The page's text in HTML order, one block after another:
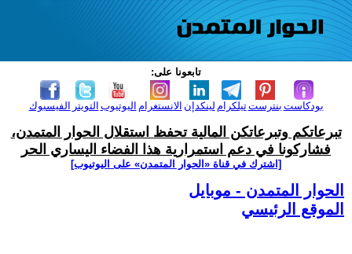
تابعونا على:
الفيسبوك التويتر اليوتيوب الانستغرام لينكدإن تيلكرامبنترست بودكاست
تبرعاتكم وتبرعاتكن المالية تحفظ استقلال الحوار المتمدن،
فشاركونا في دعم استمرارية هذا الفضاء اليساري الحر
[اشترك في قناة ‫«الحوار المتمدن» على اليوتيوب]
الحوار المتمدن - موبايل
الموقع الرئيسي